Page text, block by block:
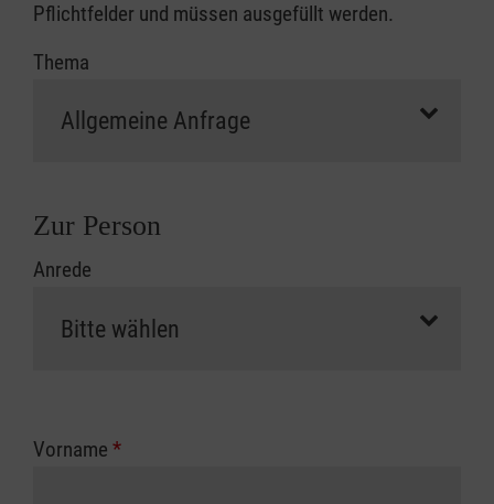
Pflichtfelder und müssen ausgefüllt werden.
Thema
Zur Person
Anrede
Vorname *